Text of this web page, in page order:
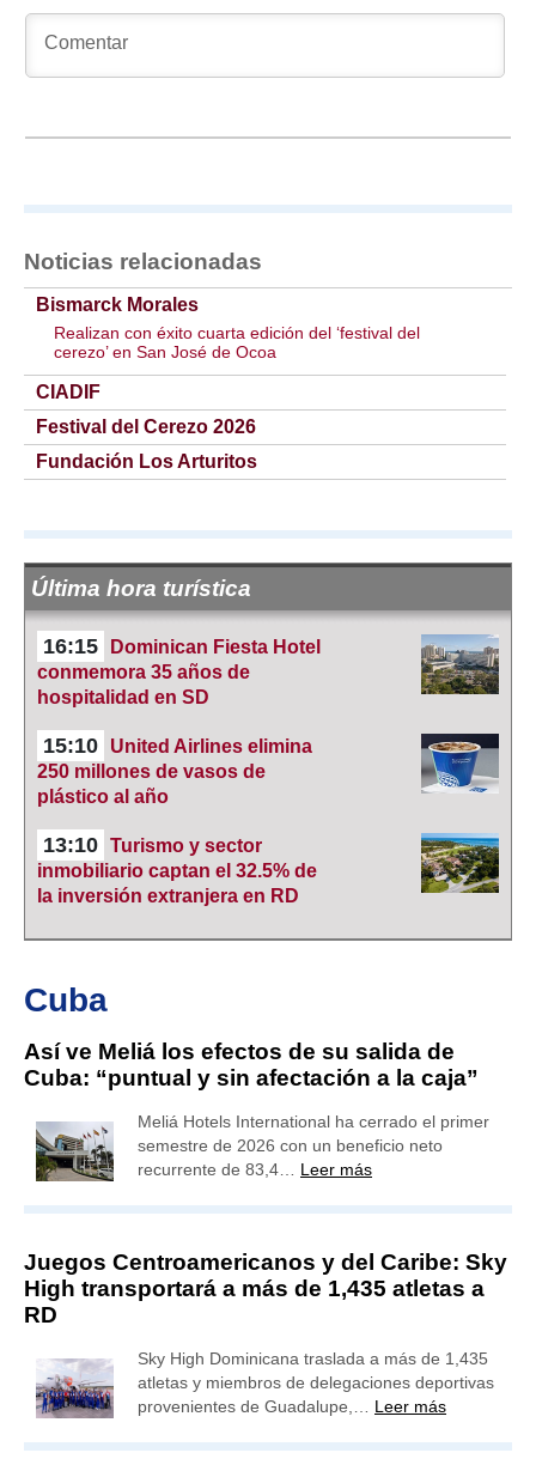
Noticias relacionadas
Bismarck Morales
Realizan con éxito cuarta edición del ‘festival del
cerezo’ en San José de Ocoa
CIADIF
Festival del Cerezo 2026
Fundación Los Arturitos
Última hora turística
16:15
Dominican Fiesta Hotel
conmemora 35 años de
hospitalidad en SD
15:10
United Airlines elimina
250 millones de vasos de
plástico al año
13:10 Turismo y sector
inmobiliario captan el 32.5% de
la inversión extranjera en RD
Cuba
Así ve Meliá los efectos de su salida de
Cuba: “puntual y sin afectación a la caja”
Meliá Hotels International ha cerrado el primer
semestre de 2026 con un beneficio neto
recurrente de 83,4… Leer más
Juegos Centroamericanos y del Caribe: Sky
High transportará a más de 1,435 atletas a
RD
Sky High Dominicana traslada a más de 1,435
atletas y miembros de delegaciones deportivas
provenientes de Guadalupe,… Leer más